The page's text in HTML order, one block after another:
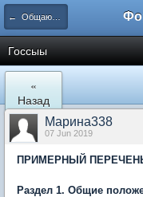
← Общаются юристы
Госсыы
«
Назад
Марина338
07 Jun 2019
ПРИМЕРНЫЙ
Раздел 1. Общие